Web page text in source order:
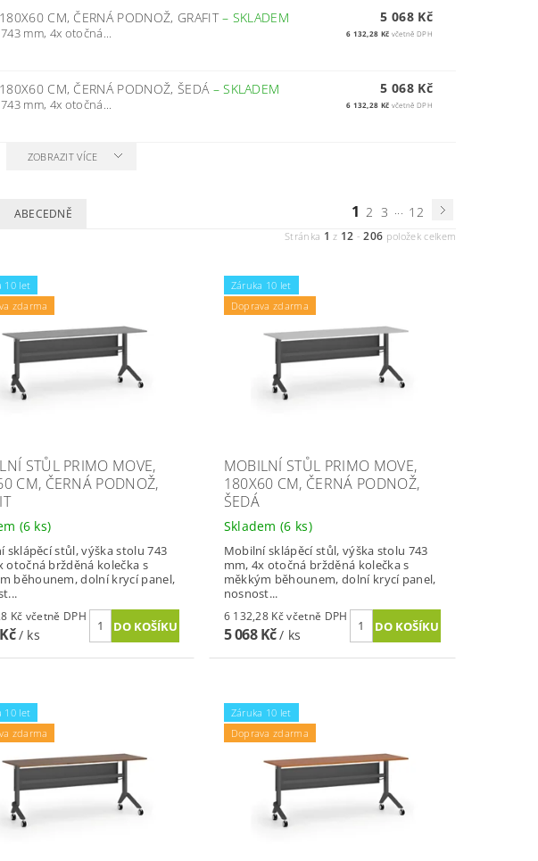
CM, ČERNÁ PODNOŽ, GRAFIT– SKLADEM
mm, 4x otočná...
5 068 Kč
6 132,28 Kč včetně DPH
CM, ČERNÁ PODNOŽ, ŠEDÁ –SKLADEM
mm, 4x otočná...
5 068 Kč
6 132,28 Kč včetně DPH
ZOBRAZIT VÍCE
ABECEDNĚ 1 2 3 ... 12
Stránka 1 z 12 -206 položek celkem
10 let
zdarma
STŮL PRIMO MOVE,
CM, ČERNÁ PODNOŽ,
(6 ks)
sklápěcí stůl, výška stolu 743
otočná bržděná kolečka s
běhounem, dolní krycí panel,
6 132,28 Kč včetně DPH
/ ks
Záruka 10 let
Doprava zdarma
MOBILNÍ STŮL PRIMO MOVE,
180X60 CM, ČERNÁ PODNOŽ,
ŠEDÁ
Skladem(6 ks)
Mobilní sklápěcí stůl, výška stolu 743
mm, 4x otočná bržděná kolečka s
měkkým běhounem, dolní krycí panel,
nosnost...
6 132,28 Kč včetně DPH
5 068 Kč/ ks
10 let
zdarma
Záruka 10 let
Doprava zdarma